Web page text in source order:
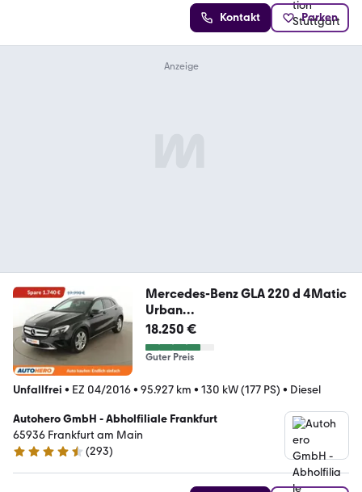
Kontakt Parken
Mercedes-Benz GLA 220 d 4Matic
Urban
Aut.*NAVI*TEMPO*PDC*KLIMA
18.250 €
Guter Preis
Unfallfrei • EZ 04/2016• 95.927 km • 130 kW (177 PS) • Diesel
Autohero GmbH - Abholfiliale Frankfurt
65936 Frankfurt am Main
4.6 Sterne
(293)